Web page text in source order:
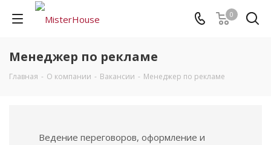
0
Менеджер по рекламе
Главная - О компании - Вакансии - Менеджер по рекламе
Ведение переговоров, оформление и